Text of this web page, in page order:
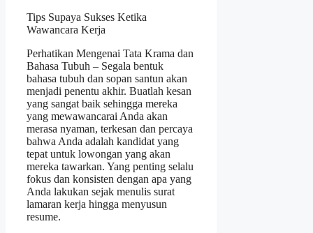
Tips Supaya Sukses Ketika
Wawancara Kerja
Perhatikan Mengenai Tata Krama dan
Bahasa Tubuh – Segala bentuk
bahasa tubuh dan sopan santun akan
menjadi penentu akhir. Buatlah kesan
yang sangat baik sehingga mereka
yang mewawancarai Anda akan
merasa nyaman, terkesan dan percaya
bahwa Anda adalah kandidat yang
tepat untuk lowongan yang akan
mereka tawarkan. Yang penting selalu
fokus dan konsisten dengan apa yang
Anda lakukan sejak menulis surat
lamaran kerja hingga menyusun
resume.